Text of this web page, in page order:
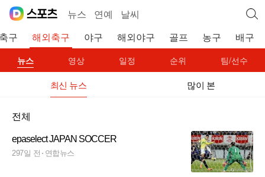
뉴스 연예 날씨
구 해외축구 야구 해외야구 골프 농구 배구
뉴스 영상 일정 순위 팀/선수
최신 뉴스 많이 본
전체
epaselect JAPAN SOCCER
297일 전 연합뉴스